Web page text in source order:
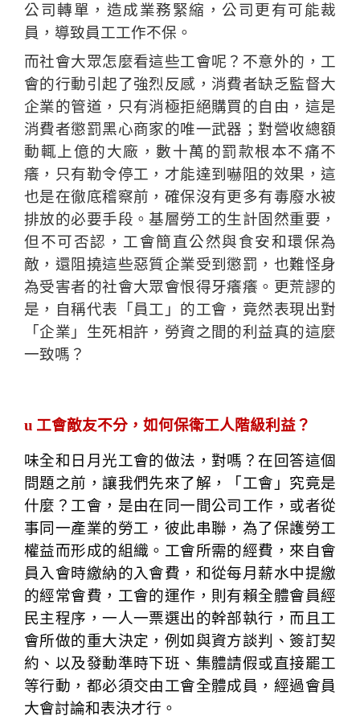
公司轉單，造成業務緊縮，公司更有可能裁
員，導致員工工作不保。
而社會大眾怎麼看這些工會呢？不意外的，工
會的行動引起了強烈反感，消費者缺乏監督大
企業的管道，只有消極拒絕購買的自由，這是
消費者懲罰黑心商家的唯一武器；對營收總額
動輒上億的大廠，數十萬的罰款根本不痛不
癢，只有勒令停工，才能達到嚇阻的效果，這
也是在徹底稽察前，確保沒有更多有毒廢水被
排放的必要手段。基層勞工的生計固然重要，
但不可否認，工會簡直公然與食安和環保為
敵，還阻撓這些惡質企業受到懲罰，也難怪身
為受害者的社會大眾會恨得牙癢癢。更荒謬的
是，自稱代表「員工」的工會，竟然表現出對
「企業」生死相許，勞資之間的利益真的這麼
一致嗎？
u 工會敵友不分，如何保衛工人階級利益？
味全和日月光工會的做法，對嗎？在回答這個
問題之前，讓我們先來了解，「工會」究竟是
什麼？工會，是由在同一間公司工作，或者從
事同一產業的勞工，彼此串聯，為了保護勞工
權益而形成的組織。工會所需的經費，來自會
員入會時繳納的入會費，和從每月薪水中提繳
的經常會費，工會的運作，則有賴全體會員經
民主程序，一人一票選出的幹部執行，而且工
會所做的重大決定，例如與資方談判、簽訂契
約、以及發動準時下班、集體請假或直接罷工
等行動，都必須交由工會全體成員，經過會員
大會討論和表決才行。